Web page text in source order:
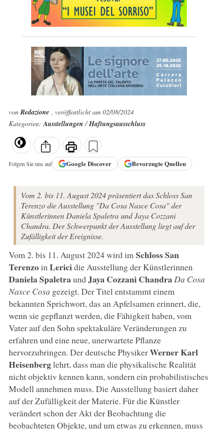
vonRedazione , veröffentlicht am 02/08/2024
Kategorien:Ausstellungen/Haftungsausschluss
Folgen Sie uns auf GoogleDiscover Bevorzugte Quellen
Vom 2. bis 11. August 2024 präsentiert das Schloss San
Terenzo die Ausstellung "Da Cosa Nasce Cosa" der
Künstlerinnen Daniela Spaletra und Jaya Cozzani
Chandra. Der Schwerpunkt der Ausstellung liegt auf der
Zufälligkeit der Ereignisse.
Vom 2. bis 11. August 2024 wird im Schloss San
Terenzoin Lericidie Ausstellung der Künstlerinnen
Daniela SpaletraundJaya Cozzani Chandra Da Cosa
Nasce Cosa gezeigt. Der Titel entstammt einem
bekannten Sprichwort, das an Apfelsamen erinnert, die,
wenn sie gepflanzt werden, die Fähigkeit haben, vom
Vater auf den Sohn spektakuläre Veränderungen zu
erfahren und eine neue, unerwartete Pflanze
hervorzubringen. Der deutsche PhysikerWerner Karl
Heisenberglehrt, dass man die physikalische Realität
nicht objektiv kennen kann, sondern ein probabilistisches
Modell annehmen muss. Die Ausstellung basiert daher
auf der Zufälligkeit der Materie. Für die Künstler
verändert schon der Akt der Beobachtung die
beobachteten Objekte, und um etwas zu erkennen, muss